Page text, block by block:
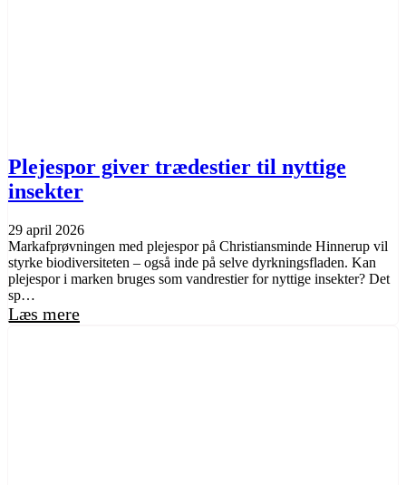
Plejespor giver trædestier til nyttige
insekter
29 april 2026
Markafprøvningen med plejespor på Christiansminde Hinnerup vil
styrke biodiversiteten – også inde på selve dyrkningsfladen. Kan
plejespor i marken bruges som vandrestier for nyttige insekter? Det
sp…
Læs mere